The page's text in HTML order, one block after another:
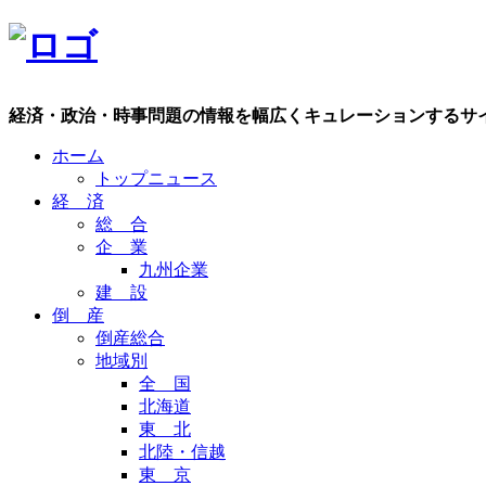
経済・政治・時事問題の情報を幅広くキュレーションするサ
ホーム
トップニュース
経 済
総 合
企 業
九州企業
建 設
倒 産
倒産総合
地域別
全 国
北海道
東 北
北陸・信越
東 京